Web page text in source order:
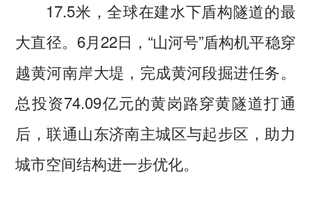
17.5米，全球在建水下盾构隧道的最
大直径。6月22日，“山河号”盾构机平稳穿
越黄河南岸大堤，完成黄河段掘进任务。
总投资74.09亿元的黄岗路穿黄隧道打通
后，联通山东济南主城区与起步区，助力
城市空间结构进一步优化。